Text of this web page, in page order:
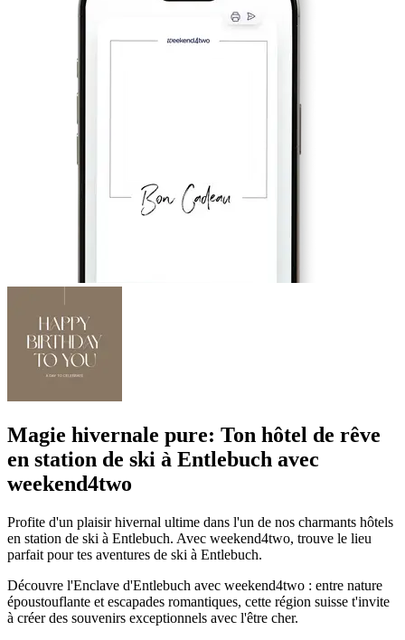
Magie hivernale pure: Ton hôtel de rêve
en station de ski à Entlebuch avec
weekend4two
Profite d'un plaisir hivernal ultime dans l'un de nos charmants hôtels
en station de ski à Entlebuch. Avec weekend4two, trouve le lieu
parfait pour tes aventures de ski à Entlebuch.
Découvre l'Enclave d'Entlebuch avec weekend4two : entre nature
époustouflante et escapades romantiques, cette région suisse t'invite
à créer des souvenirs exceptionnels avec l'être cher.